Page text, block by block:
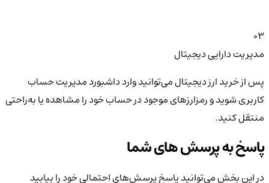
03
مدیریت دارایی دیجیتال
پس از خرید ارز دیجیتال می‌توانید وارد داشبورد مدیریت حساب
کاربری شوید و رمزارزهای موجود در حساب خود را مشاهده یا به‌راحتی
منتقل کنید.
پاسخ به پرسش های شما
در این بخش می‌توانید پاسخ پرسش‌های احتمالی خود را بیابید